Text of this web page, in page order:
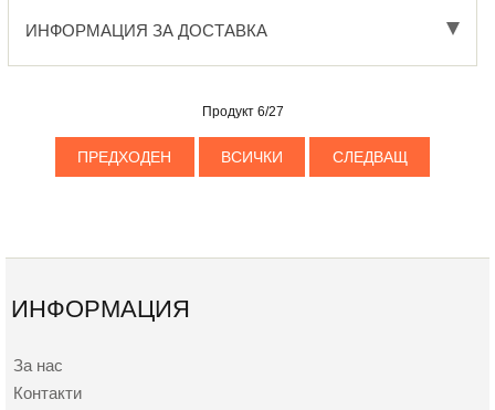
ИНФОРМАЦИЯ ЗА ДОСТАВКА
Продукт 6/27
ПРЕДХОДЕН ВСИЧКИ СЛЕДВАЩ
ИНФОРМАЦИЯ
За нас
Контакти